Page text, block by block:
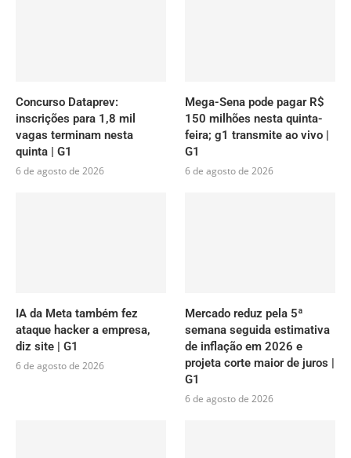
Concurso Dataprev:
inscrições para 1,8 mil
vagas terminam nesta
quinta | G1
6 de agosto de 2026
Mega-Sena pode pagar R$
150 milhões nesta quinta-
feira; g1 transmite ao vivo |
G1
6 de agosto de 2026
IA da Meta também fez
ataque hacker a empresa,
diz site | G1
6 de agosto de 2026
Mercado reduz pela 5ª
semana seguida estimativa
de inflação em 2026 e
projeta corte maior de juros |
G1
6 de agosto de 2026